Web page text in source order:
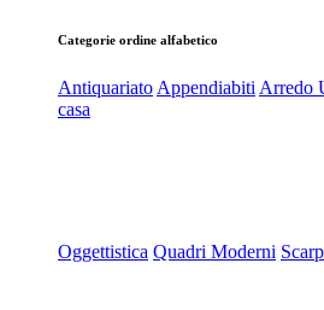
Categorie ordine alfabetico
Antiquariato Appendiabiti Arredo
casa
Oggettistica Quadri Moderni